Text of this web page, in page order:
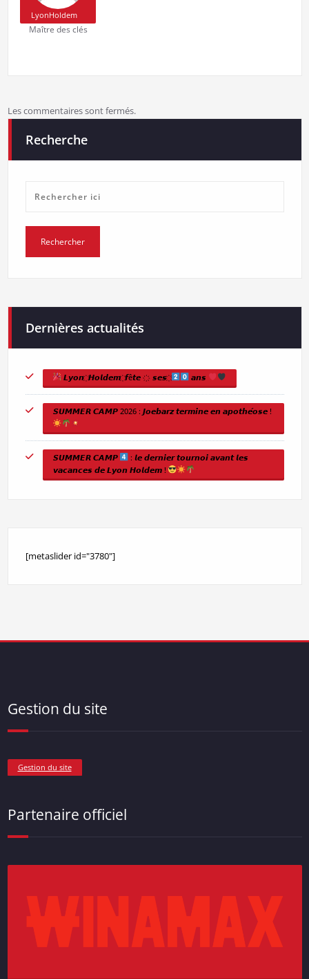
LyonHoldem
Maître des clés
Les commentaires sont fermés.
Recherche
Dernières actualités
𝙇𝙮𝙤𝙣 ҉ 𝙃𝙤𝙡𝙙𝙚𝙢 ҉ 𝙛ê𝙩𝙚 ҉ 𝙨𝙚𝙨 ҉ 𝙖𝙣𝙨
𝙎𝙐𝙈𝙈𝙀𝙍 𝘾𝘼𝙈𝙋 2026 : 𝙅𝙤𝙚𝙗𝙖𝙧𝙯 𝙩𝙚𝙧𝙢𝙞𝙣𝙚 𝙚𝙣 𝙖𝙥𝙤𝙩𝙝𝙚́𝙤𝙨𝙚 !
𝙎𝙐𝙈𝙈𝙀𝙍 𝘾𝘼𝙈𝙋
: 𝙡𝙚 𝙙𝙚𝙧𝙣𝙞𝙚𝙧 𝙩𝙤𝙪𝙧𝙣𝙤𝙞 𝙖𝙫𝙖𝙣𝙩 𝙡𝙚𝙨
𝙫𝙖𝙘𝙖𝙣𝙘𝙚𝙨 𝙙𝙚 𝙇𝙮𝙤𝙣 𝙃𝙤𝙡𝙙𝙚𝙢 !
[metaslider id="3780"]
Gestion du site
Gestion du site
Partenaire officiel